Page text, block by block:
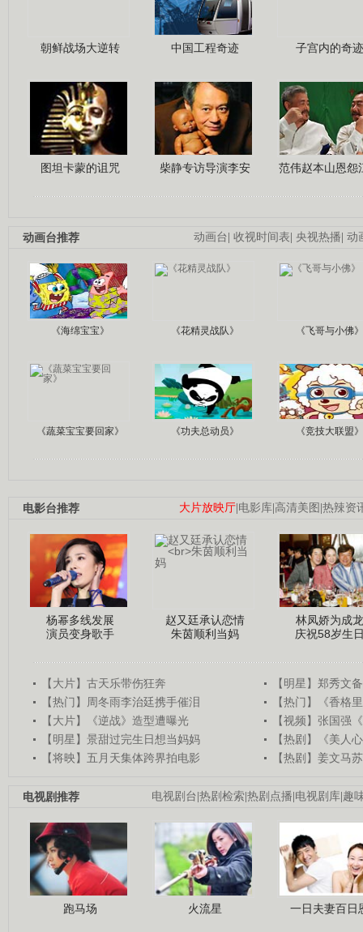
朝鲜战场大逆转 中国工程奇迹 子宫内的奇迹
图坦卡蒙的诅咒 柴静专访导演李安 范伟赵本山恩怨
动画台 收视时间表 央视热播 动
动画台推荐
《海绵宝宝》 《花精灵战队》 《飞哥与小佛》
《蔬菜宝宝要回家》 《功夫总动员》 《竞技大联盟》
大片放映厅 电影库 高清美图 热辣资
电影台推荐
杨幂多线发展
演员变身歌手
赵又廷承认恋情
朱茵顺利当妈
林凤娇为成龙
庆祝58岁生
【大片】古天乐带伤狂奔
【明星】郑秀文
【热门】周冬雨李治廷携手催泪
【热门】《香格
【大片】《逆战》造型遭曝光
【视频】张国强
【明星】景甜过完生日想当妈妈
【热剧】《美人
【将映】五月天集体跨界拍电影
【热剧】姜文马
电视剧台 热剧检索 热剧点播 电视剧库 趣
电视剧推荐
跑马场 火流星 一日夫妻百日